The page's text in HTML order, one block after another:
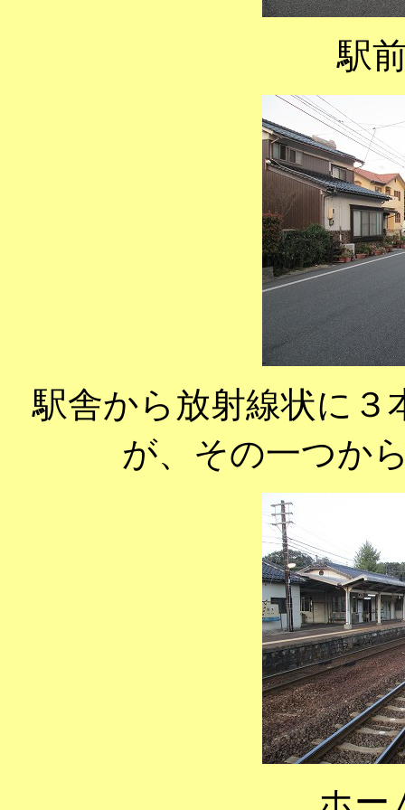
駅
駅舎から放射線状に
が、その一つか
ホー